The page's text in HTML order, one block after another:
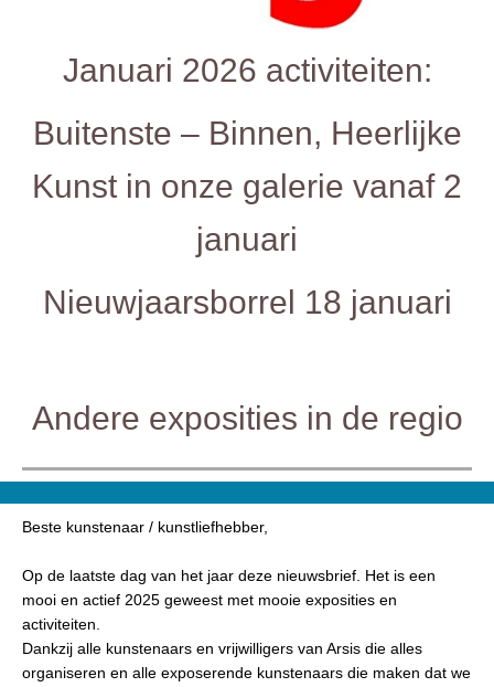
Januari 2026 activiteiten:
Buitenste – Binnen, Heerlijke
Kunst in onze galerie vanaf 2
januari
Nieuwjaarsborrel 18 januari
Andere exposities in de regio
Beste kunstenaar / kunstliefhebber,
Op de laatste dag van het jaar deze nieuwsbrief. Het is een
mooi en actief 2025 geweest met mooie exposities en
activiteiten.
Dankzij alle kunstenaars en vrijwilligers van Arsis die alles
organiseren en alle exposerende kunstenaars die maken dat we